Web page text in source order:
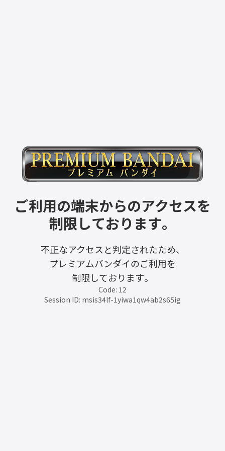
ご利用の端末からのアクセスを
制限しております。
不正なアクセスと判定されたため、
プレミアムバンダイのご利用を
制限しております。
Code: 12
Session ID: msis34lf-1yiwa1qw4ab2s65ig